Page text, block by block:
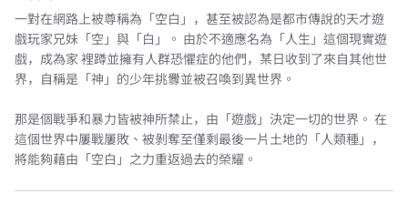
一對在網路上被尊稱為「空白」，甚至被認為是都市傳說的天才遊
戲玩家兄妹「空」與「白」。 由於不適應名為「人生」這個現實遊
戲，成為家 裡蹲並擁有人群恐懼症的他們，某日收到了來自其他世
界，自稱是「神」的少年挑釁並被召喚到異世界。
那是個戰爭和暴力皆被神所禁止，由「遊戲」決定一切的世界。 在
這個世界中屢戰屢敗、被剝奪至僅剩最後一片土地的「人類種」，
將能夠藉由「空白」之力重返過去的榮耀。